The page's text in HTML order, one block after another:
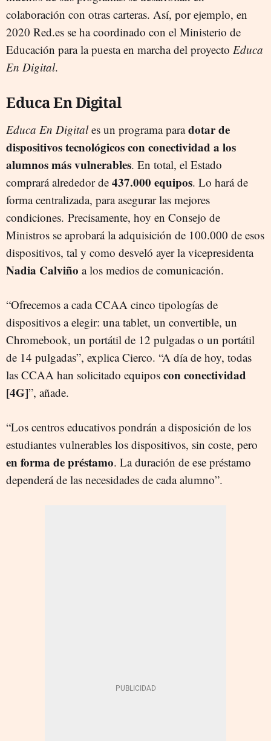
colaboración con otras carteras. Así, por ejemplo, en
2020 Red.es se ha coordinado con el Ministerio de
Educación para la puesta en marcha del proyecto Educa
En Digital.
Educa En Digital
Educa En Digitales un programa paradotar de
dispositivos tecnológicos con conectividad a los
alumnos más vulnerables. En total, el Estado
comprará alrededor de 437.000 equipos. Lo hará de
forma centralizada, para asegurar las mejores
condiciones. Precisamente, hoy en Consejo de
Ministros se aprobará la adquisición de 100.000 de esos
dispositivos, tal y como desveló ayer la vicepresidenta
Nadia Calviño a los medios de comunicación.
“Ofrecemos a cada CCAA cinco tipologías de
dispositivos a elegir: una tablet, un convertible, un
Chromebook, un portátil de 12 pulgadas o un portátil
de 14 pulgadas”, explica Cierco. “A día de hoy, todas
las CCAA han solicitado equipos con conectividad
[4G]”, añade.
“Los centros educativos pondrán a disposición de los
estudiantes vulnerables los dispositivos, sin coste, pero
en forma de préstamo. La duración de ese préstamo
dependerá de las necesidades de cada alumno”.